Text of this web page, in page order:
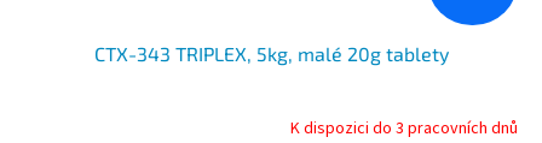
CTX-343 TRIPLEX, 5kg, malé 20g tablety
K dispozici do 3 pracovních dnů